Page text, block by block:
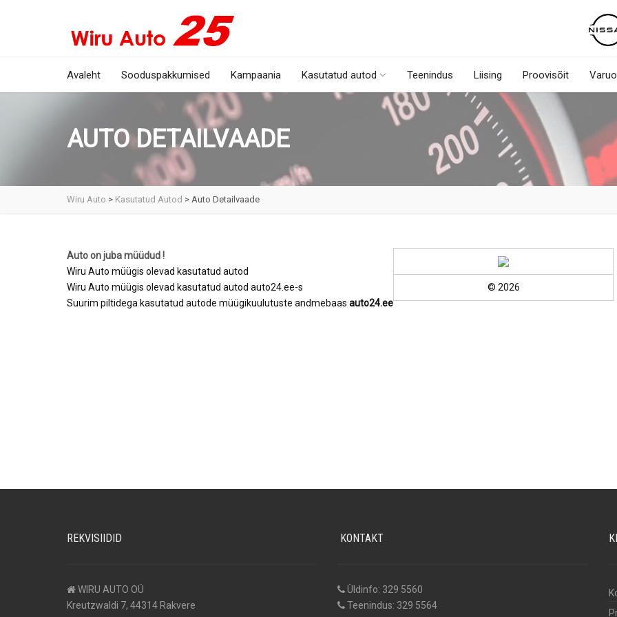
Avaleht Sooduspakkumised Kampaania Kasutatud autod Teenindus Liising Proovisõit
AUTO DETAILVAADE
Wiru Auto > Kasutatud Autod > Auto Detailvaade
Auto on juba müüdud !
Wiru Auto müügis olevad kasutatud autod
Wiru Auto müügis olevad kasutatud autod auto24.ee-s
Suurim piltidega kasutatud autode müügikuulutuste andmebaas auto24.ee
© 2026
REKVISIIDID
WIRU AUTO OÜ
Kreutzwaldi 7, 44314 Rakvere
KONTAKT
Üldinfo: 329 5560
Teenindus: 329 5564